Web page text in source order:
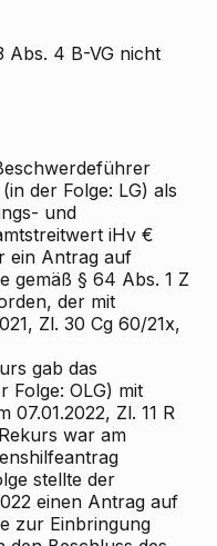
Abs. 4 B-VG nicht
der Folge: LG) als
und
iHv €
ein Antrag auf
gemäß § 64 Abs. 1 Z
der mit
Zl. 30 Cg 60/21x,
gab das
Folge: OLG) mit
07.01.2022, Zl. 11 R
war am
stellte der
einen Antrag auf
zur Einbringung